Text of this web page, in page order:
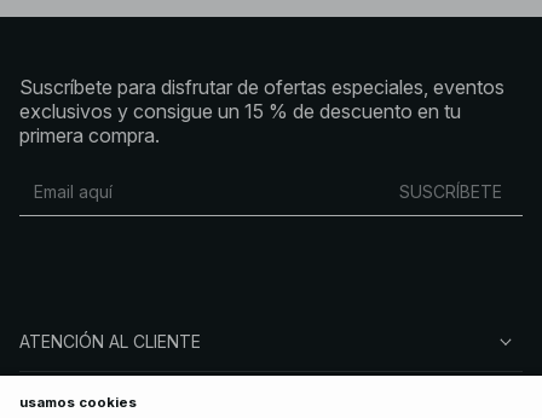
Suscríbete para disfrutar de ofertas especiales, eventos
exclusivos y consigue un 15 % de descuento en tu
primera compra.
SUSCRÍBETE
ATENCIÓN AL CLIENTE
SOBRE NA-KD